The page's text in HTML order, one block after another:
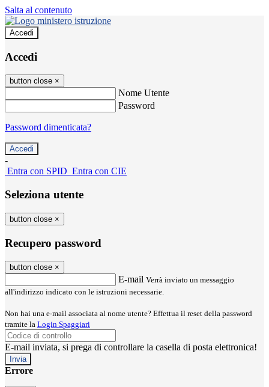
Salta al contenuto
Accedi
Accedi
button close ×
Nome Utente
Password
Password dimenticata?
-
Entra con SPID Entra con CIE
Seleziona utente
button close ×
Recupero password
button close ×
E-mail Verrà inviato un messaggio
all'indirizzo indicato con le istruzioni necessarie.
Non hai una e-mail associata al nome utente? Effettua il reset della password
tramite la Login Spaggiari
E-mail inviata, si prega di controllare la casella di posta elettronica!
Errore